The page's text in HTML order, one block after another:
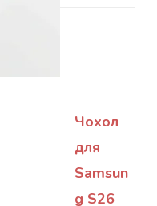
Чохол
для
Samsun
g S26